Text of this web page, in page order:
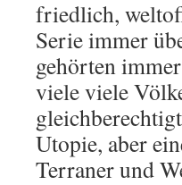
friedlich,
Serie immer
gehörten
viele viele
Utopie, aber
Terraner und